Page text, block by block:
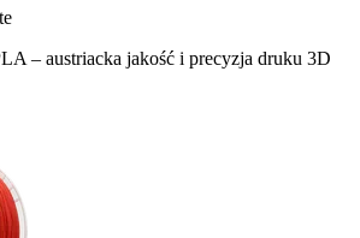
– austriacka jakość i precyzja druku 3D